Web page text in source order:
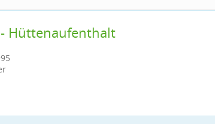
Hüttenaufenthalt